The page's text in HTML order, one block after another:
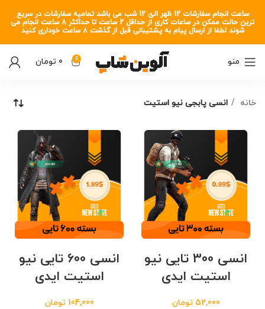
ساعت انجام سفارشات 12 ظهر الئ 12 شب می باشد تمامیه سفارشات در سریع
ترین حالت ممکن در ساعات کاری از حداقل 2 ساعت تا حداکثر 8 ساعت انجام می
شوند لطفا از ارسال پیام به پشتیبانی قبل از گذشت 8 ساعت خوداری کنید
منو 0
0 تومان
خانه انسی پابجی نیو استیت
انسی 300 تایی نیو
استیت ایدی
52,000 تومان
انسی 600 تایی نیو
استیت ایدی
104,000 تومان